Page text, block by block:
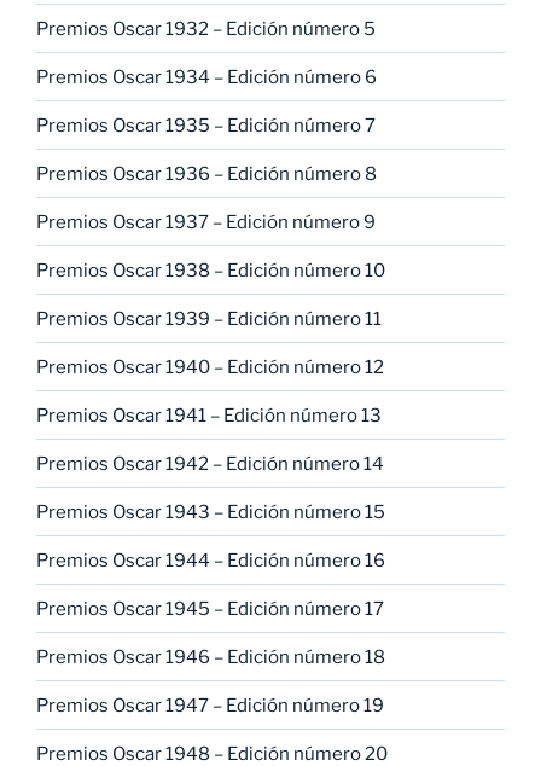
Premios Oscar 1932 – Edición número 5
Premios Oscar 1934 – Edición número 6
Premios Oscar 1935 – Edición número 7
Premios Oscar 1936 – Edición número 8
Premios Oscar 1937 – Edición número 9
Premios Oscar 1938 – Edición número 10
Premios Oscar 1939 – Edición número 11
Premios Oscar 1940 – Edición número 12
Premios Oscar 1941 – Edición número 13
Premios Oscar 1942 – Edición número 14
Premios Oscar 1943 – Edición número 15
Premios Oscar 1944 – Edición número 16
Premios Oscar 1945 – Edición número 17
Premios Oscar 1946 – Edición número 18
Premios Oscar 1947 – Edición número 19
Premios Oscar 1948 – Edición número 20